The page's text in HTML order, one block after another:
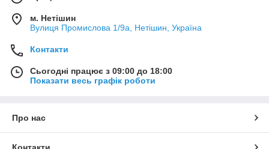
м. Нетішин
Вулиця Промислова 1/9а, Нетішин, Україна
Контакти
Сьогодні працює з 09:00 до 18:00
Показати весь графік роботи
Про нас